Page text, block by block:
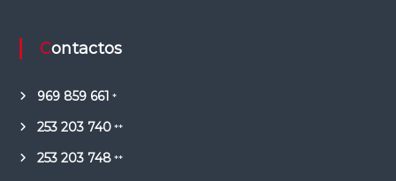
Contactos
969 859 661 *
253 203 740**
253 203 748**